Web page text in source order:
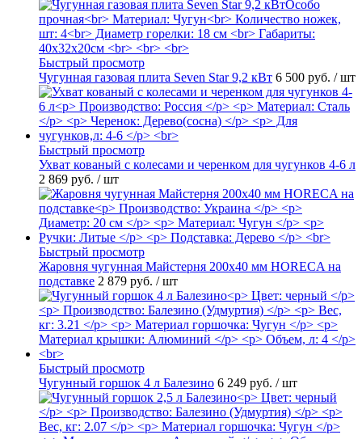
Быстрый просмотр
Чугунная газовая плита Seven Star 9,2 кВт 6 500 руб. / шт
Быстрый просмотр
Ухват кованый с колесами и черенком для чугунков 4-6 л
2 869 руб. / шт
Быстрый просмотр
Жаровня чугунная Майстерня 200х40 мм HORECA на
подставке 2 879 руб. / шт
Быстрый просмотр
Чугунный горшок 4 л Балезино 6 249 руб. / шт